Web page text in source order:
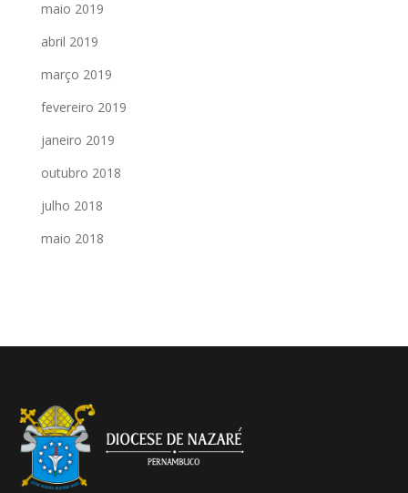
maio 2019
abril 2019
março 2019
fevereiro 2019
janeiro 2019
outubro 2018
julho 2018
maio 2018